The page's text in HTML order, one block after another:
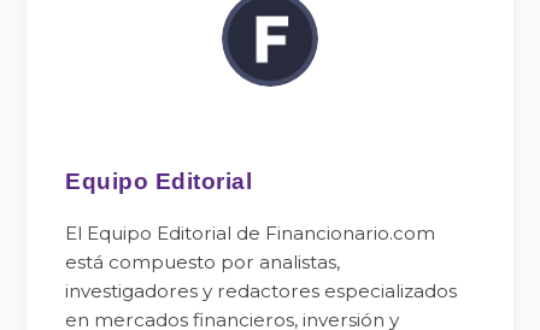
Equipo Editorial
El Equipo Editorial de Financionario.com
está compuesto por analistas,
investigadores y redactores especializados
en mercados financieros, inversión y